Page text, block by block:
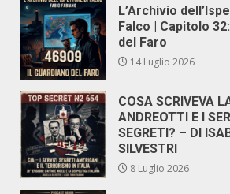
L’Archivio
Falco | Capitolo
del Faro
14 Luglio 2026
COSA SCRIVEVA
ANDREOTTI E I
SEGRETI? – DI
SILVESTRI
8 Luglio 2026